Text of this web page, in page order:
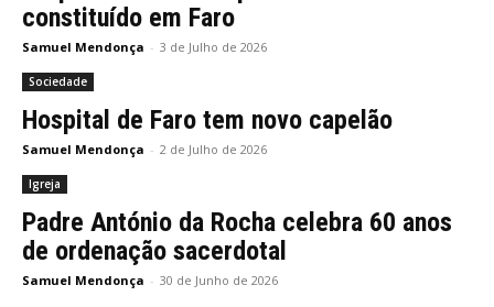
constituído em Faro
Samuel Mendonça - 3 de Julho de 2026
Sociedade
Hospital de Faro tem novo capelão
Samuel Mendonça - 2 de Julho de 2026
Igreja
Padre António da Rocha celebra 60 anos
de ordenação sacerdotal
Samuel Mendonça - 30 de Junho de 2026